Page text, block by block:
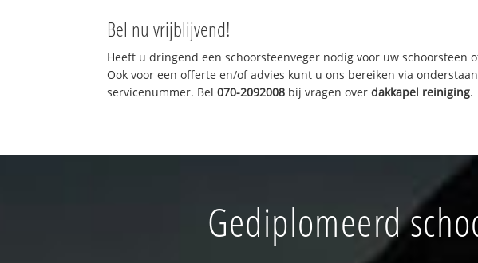
Bel nu vrijblijvend!
Heeft u dringend een schoorsteenveger nodig voor uw schoorsteen
Ook voor een offerte en/of advies kunt u ons bereiken via
servicenummer. Bel070-2092008 bij vragen overdakkapel reiniging.
Gediplomeerd